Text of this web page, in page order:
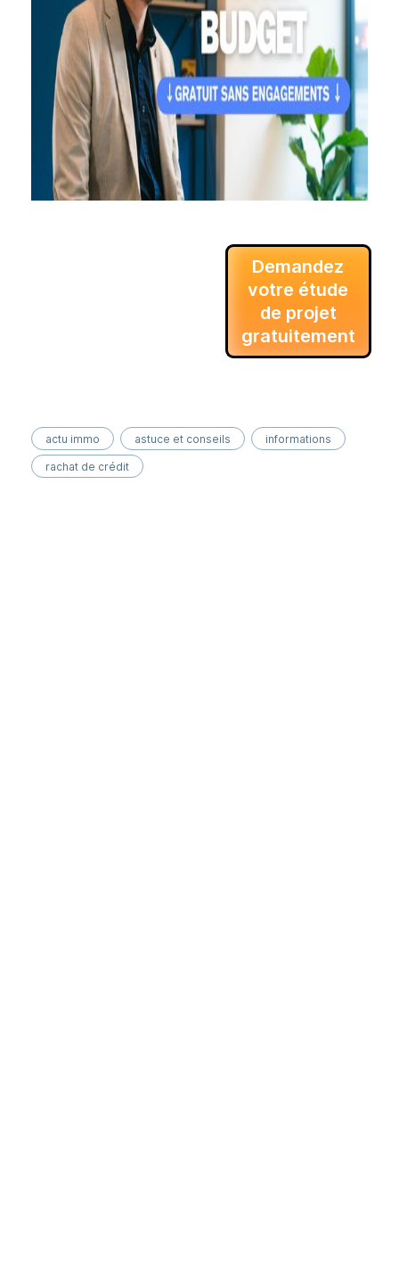
Demandez
votre étude
de projet
gratuitement
actu immo astuce et conseils informations
rachat de crédit